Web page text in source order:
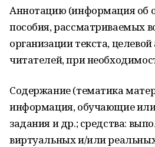
Аннотацию (информация об
пособия, рассматриваемых
организации текста,
читателей, при
Содержание (тематика
информация, обучающие
задания и др.; средства:
виртуальных и/или